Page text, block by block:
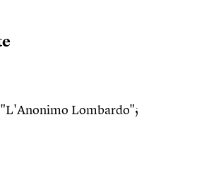
"L'Anonimo Lombardo";